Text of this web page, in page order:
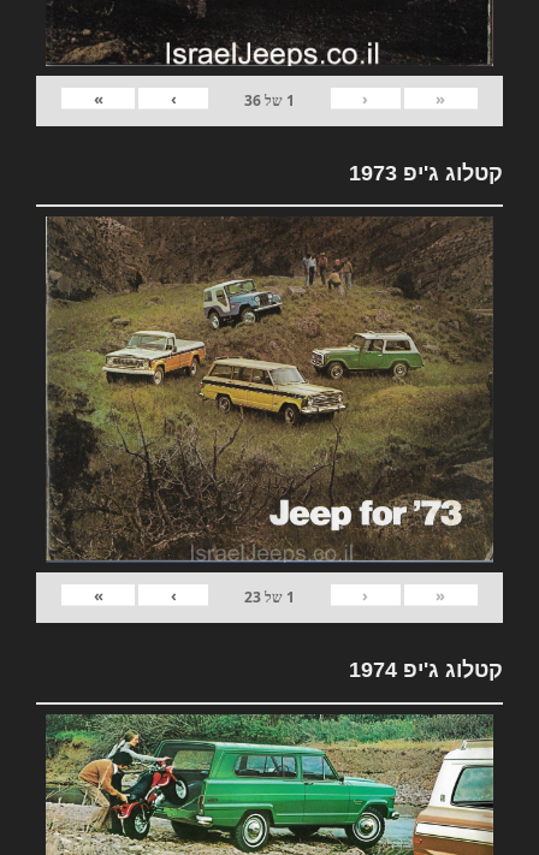
«
‹
1 של36
›
»
קטלוג ג'יפ 1973
«
‹
1 של23
›
»
קטלוג ג'יפ 1974